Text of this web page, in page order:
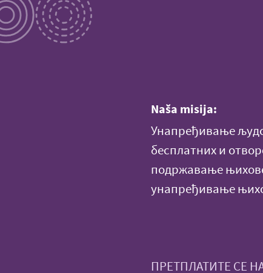
Naša misija:
Унапређивање
бесплатних и
подржавање
унапређивање
ПРЕТПЛАТИТЕ СЕ